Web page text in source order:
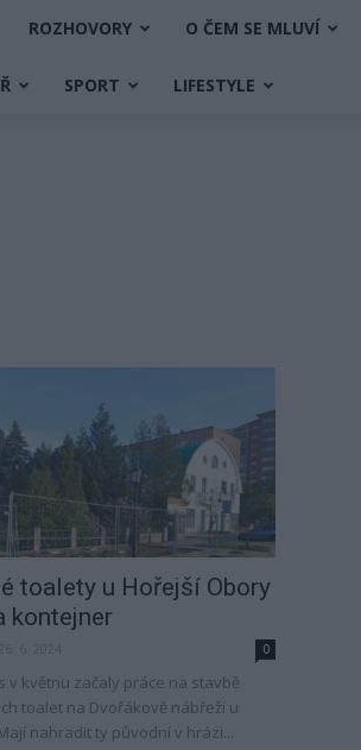
ROZHOVORY O ČEM SE MLUVÍ
SPORT LIFESTYLE
toalety u Hořejší Obory
kontejner
0
v květnu začaly práce na stavbě
toalet na Dvořákově nábřeží u
nahradit ty původní v hrázi...